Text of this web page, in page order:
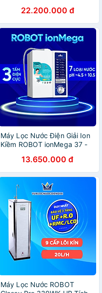
22.200.000 đ
Máy Lọc Nước Điện Giải Ion
Kiềm ROBOT ionMega 37 -
13.650.000 đ
Máy Lọc Nước ROBOT